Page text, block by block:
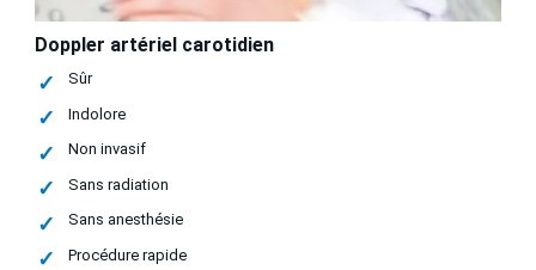
Doppler artériel carotidien
Sûr
Indolore
Non invasif
Sans radiation
Sans anesthésie
Procédure rapide